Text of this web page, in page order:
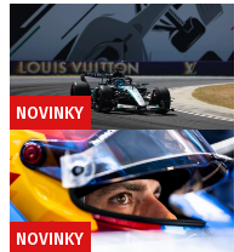
NOVINKY
NOVINKY